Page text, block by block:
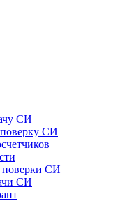
СИ
СИ
поверки СИ
СИ